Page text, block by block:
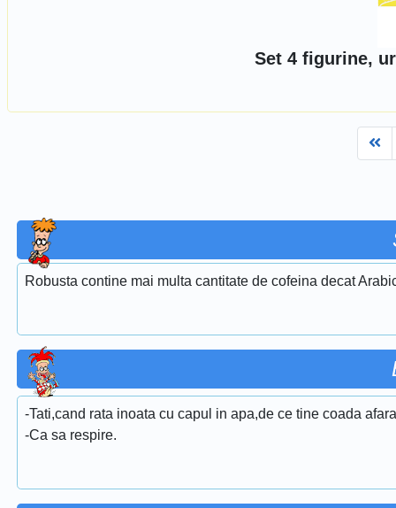
Set 4 figurine,
Robusta contine mai multa cantitate de cofeina decat
-Tati,cand rata inoata cu capul in apa,de ce tine coada
-Ca sa respire.